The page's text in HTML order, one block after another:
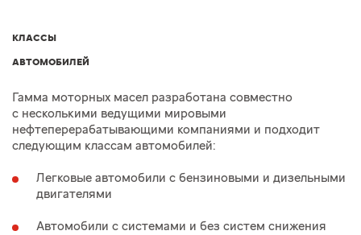
КЛАССЫ
АВТОМОБИЛЕЙ
Гамма моторных масел разработана совместно
с несколькими ведущими мировыми
нефтеперерабатывающими компаниями и подходит
следующим классам автомобилей:
Легковые автомобили с бензиновыми и дизельными
двигателями
Автомобили с системами и без систем снижения